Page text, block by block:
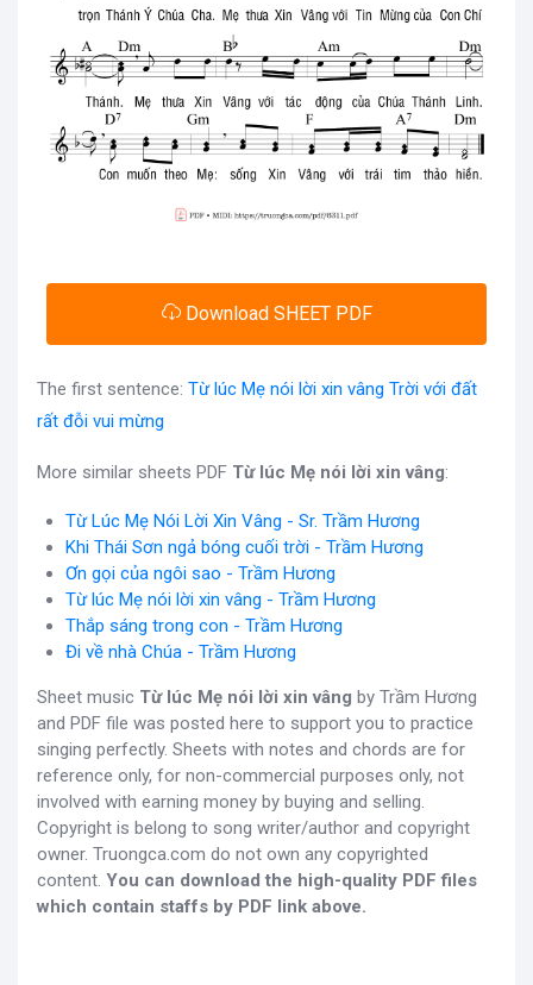
Download SHEET PDF
The first sentence: Từ lúc Mẹ nói lời xin vâng Trời với đất
rất đỗi vui mừng
More similar sheets PDF Từ lúc Mẹ nói lời xin vâng:
Từ Lúc Mẹ Nói Lời Xin Vâng - Sr. Trầm Hương
Khi Thái Sơn ngả bóng cuối trời - Trầm Hương
Ơn gọi của ngôi sao - Trầm Hương
Từ lúc Mẹ nói lời xin vâng - Trầm Hương
Thắp sáng trong con - Trầm Hương
Đi về nhà Chúa - Trầm Hương
Sheet music Từ lúc Mẹ nói lời xin vâng by Trầm Hương
and PDF file was posted here to support you to practice
singing perfectly. Sheets with notes and chords are for
reference only, for non-commercial purposes only, not
involved with earning money by buying and selling.
Copyright is belong to song writer/author and copyright
owner. Truongca.com do not own any copyrighted
content. You can download the high-quality PDF files
which contain staffs by PDF link above.